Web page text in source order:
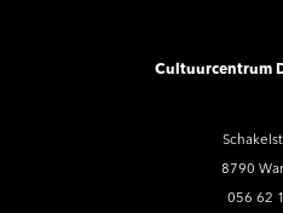
Cultuurcentrum
8790
056 62